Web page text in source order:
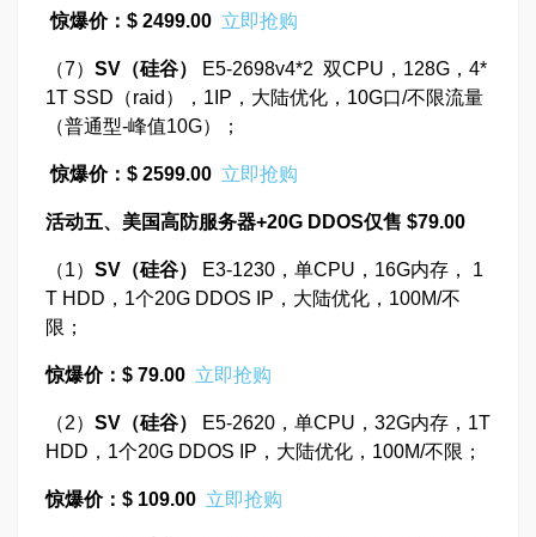
惊爆价：$ 2499.00 立即抢购
（7） SV （硅谷）
E5-2698v4*2 双CPU，128G，4*
1T SSD（raid），1IP，大陆优化，10G口/不限流量
（普通型-峰值10G）；
惊爆价：$ 2599.00 立即抢购
活动五、美国高防服务器+20G DDOS仅售 $79.00
（1） SV （硅谷）
E3-1230，单CPU，16G内存， 1
T HDD，1个20G DDOS IP，大陆优化，100M/不
限；
惊爆价：$ 79.00 立即抢购
（2） SV （硅谷）
E5-2620，单CPU，32G内存，1T
HDD，1个20G DDOS IP，大陆优化，100M/不限；
惊爆价：$ 109.00 立即抢购